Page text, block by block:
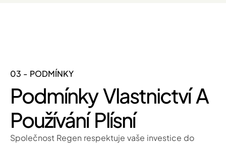
03 - PODMÍNKY
Podmínky Vlastnictví A
Používání Plísní
Společnost Regen respektuje vaše investice do